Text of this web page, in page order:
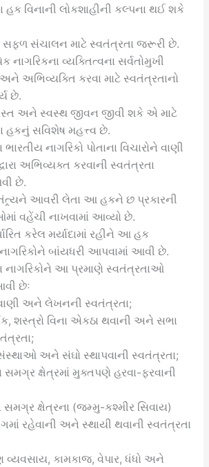
હક વિનાની લોકશાહીની કલ્પના થઈ શકે
સફળ સંચાલન માટે સ્વતંત્રતા જરૂરી છે.
નાગરિકના વ્યક્તિત્વના સર્વતોમુખી
અને અભિવ્યક્તિ કરવા માટે સ્વતંત્રતાનો
છે.
અને સ્વસ્થ જીવન જીવી શકે એ માટે
હકનું સવિશેષ મહત્ત્વ છે.
નાગરિકો પોતાના વિચારોને વાણી
અભિવ્યક્ત કરવાની સ્વતંત્રતા
છે.
આવરી લેતા આ હકને છ પ્રકારની
વહેંચી નાખવામાં આવ્યો છે.
કરેલ મર્યાદામાં રહીને આ હક
બાંયધરી આપવામાં આવી છે.
નાગરિકોને આ પ્રમાણે સ્વતંત્રતાઓ
છેઃ
વાણી અને લેખનની સ્વતંત્રતા;
શસ્ત્રો વિના એકઠા થવાની અને સભા
અને સંઘો સ્થાપવાની સ્વતંત્રતા;
સમગ્ર ક્ષેત્રમાં મુક્તપણે હરવા-ફરવાની
સમગ્ર ક્ષેત્રના (જમ્મુ-કશ્મીર સિવાય)
રહેવાની અને સ્થાયી થવાની સ્વતંત્રતા
વ્યવસાય, કામકાજ, વેપાર, ધંધો અને